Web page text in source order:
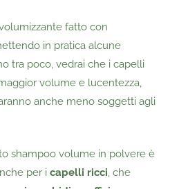
fatto con
in pratica alcune
tra poco, vedrai che i capelli
volume e lucentezza,
anche meno soggetti agli
shampoo volume in polvere è
per i capelli ricci, che